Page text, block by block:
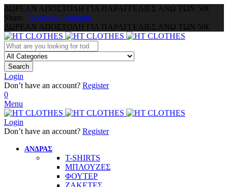
ΔΩΡΕΑΝ ΑΠΟΣΤΟΛΗ ΓΙΑ ΠΑΡΑΓΓΕΛΙΕΣ ΑΝΩ ΤΩΝ 50€
Share: Facebook Instagram
ΔΩΡΕΑΝ ΑΠΟΣΤΟΛΗ ΓΙΑ ΠΑΡΑΓΓΕΛΙΕΣ ΑΝΩ ΤΩΝ 50€
Search
Login
Don’t have an account? Register
0
Menu
Login
Don’t have an account? Register
ΑΝΔΡΑΣ
T-SHIRTS
ΜΠΛΟΥΖΕΣ
ΦΟΥΤΕΡ
ΖΑΚΕΤΕΣ